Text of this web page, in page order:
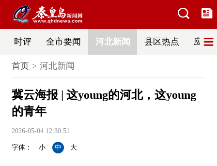
时评 全市要闻 河北新闻 县区热点 应急
首页 河北新闻
冀云海报 | 这young的河北，这young
的青年
2026-05-04 12:30:51
字体： 小 中 大